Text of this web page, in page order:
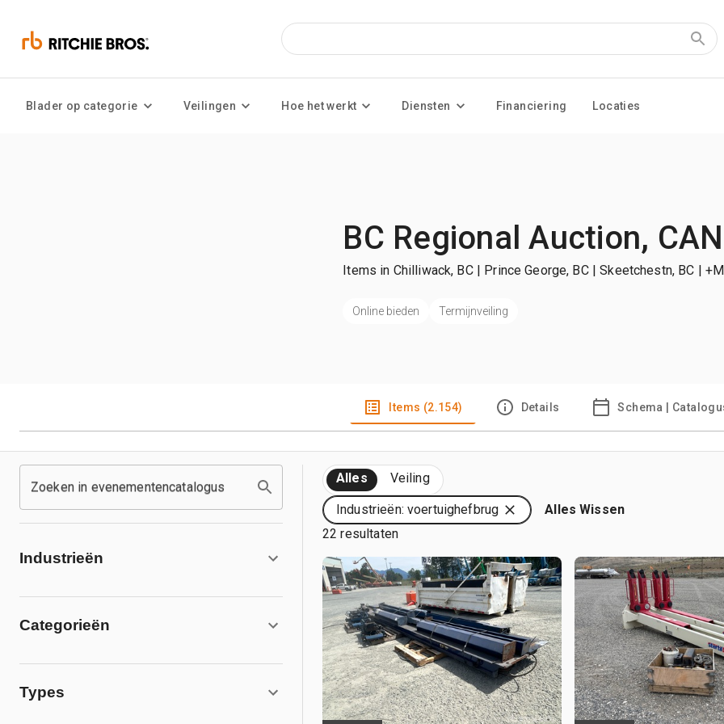
Blader op categorie Veilingen Hoe het werkt Diensten Financiering Locaties
BC Regional Auction, CAN
Items in Chilliwack, BC | Prince George, BC | Skeetchestn, BC |
Online bieden Termijnveiling
Items (2.154) Details Schema |
Zoeken in evenementencatalogus
Industrieën
Categorieën
Types
Alles Veiling
Industrieën: voertuighefbrug
Alles Wissen
22 resultaten